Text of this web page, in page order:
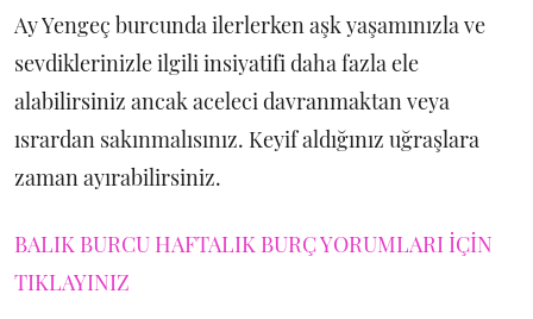
Ay Yengeç burcunda ilerlerken aşk yaşamınızla ve
sevdiklerinizle ilgili insiyatifi daha fazla ele
alabilirsiniz ancak aceleci davranmaktan veya
ısrardan sakınmalısınız. Keyif aldığınız uğraşlara
zaman ayırabilirsiniz.
BALIK BURCU HAFTALIK BURÇ YORUMLARI İÇİN
TIKLAYINIZ